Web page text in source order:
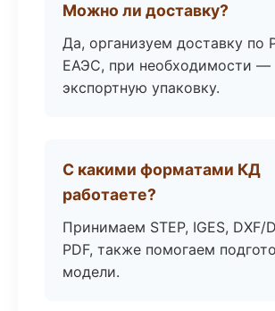
Можно ли доставку?
Да, организуем доставку по
ЕАЭС, при необходимости —
экспортную упаковку.
С какими форматами КД
работаете?
Принимаем STEP, IGES, DXF/
PDF, также помогаем
модели.